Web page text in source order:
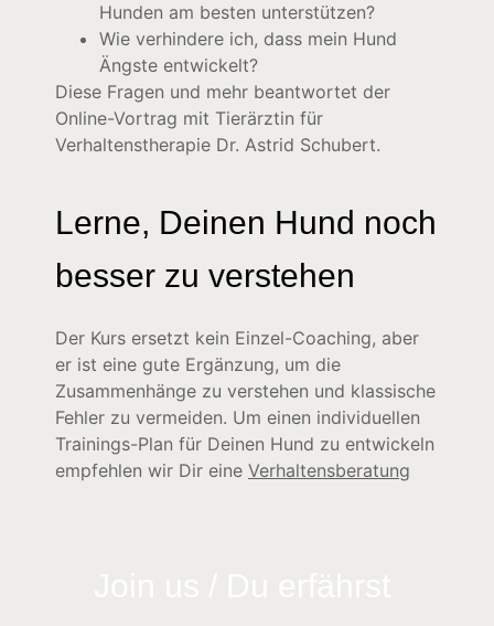
Hunden am besten unterstützen?
Wie verhindere ich, dass mein Hund
Ängste entwickelt?
Diese Fragen und mehr beantwortet der
Online-Vortrag mit Tierärztin für
Verhaltenstherapie Dr. Astrid Schubert.
Lerne, Deinen Hund noch
besser zu verstehen
Der Kurs ersetzt kein Einzel-Coaching, aber
er ist eine gute Ergänzung, um die
Zusammenhänge zu verstehen und klassische
Fehler zu vermeiden. Um einen individuellen
Trainings-Plan für Deinen Hund zu entwickeln
empfehlen wir Dir eine Verhaltensberatung